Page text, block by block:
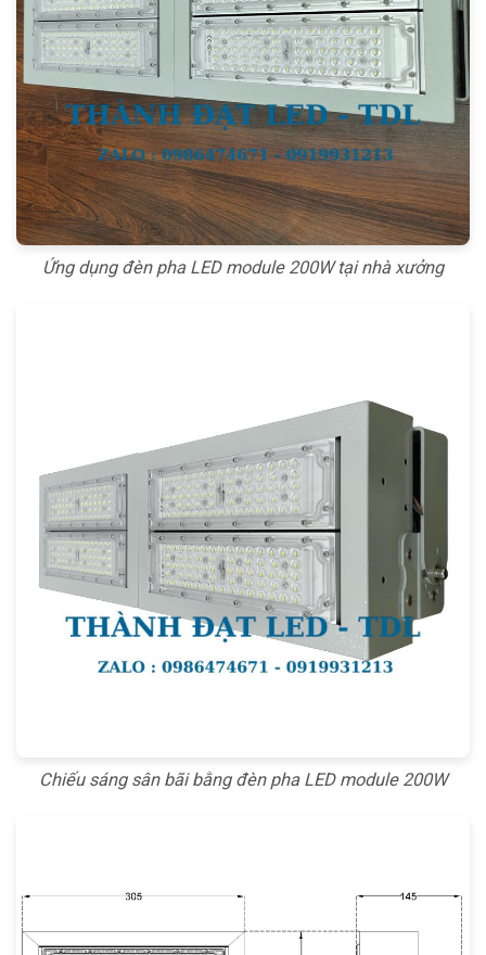
Ứng dụng đèn pha LED module 200W tại nhà xưởng
Chiếu sáng sân bãi bằng đèn pha LED module 200W